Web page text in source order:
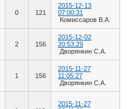
0 121
2015-12-13
07:00:31
Комиссаров В.А.
2 156
2015-12-02
20:53:29
Дворянкин С.А.
1 156
2015-11-27
11:05:27
Дворянкин С.А.
2015-11-27